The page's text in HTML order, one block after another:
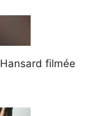
filmée